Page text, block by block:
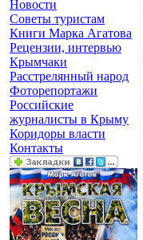
Новости
Советы туристам
Книги Марка Агатова
Рецензии, интервью
Крымчаки
Расстрелянный народ
Фоторепортажи
Российские
журналисты в Крыму
Коридоры власти
Контакты